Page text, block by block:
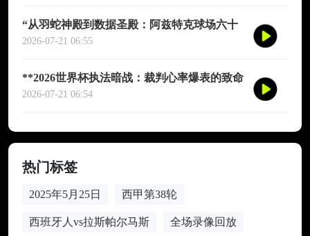
“从羽蛇神殿到数据圣殿：阿兹特克球场六十
年世界杯的文明跃迁”
2026-07-21 06:55
**2026世界杯执法暗战：裁判心率爆表的致命
90分钟**
2026-07-21 06:54
热门标签
2025年5月25日 西甲第38轮
西班牙人vs拉斯帕尔马斯 全场录像回放